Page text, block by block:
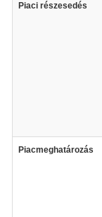
Piaci részesedés
Piacmeghatározás